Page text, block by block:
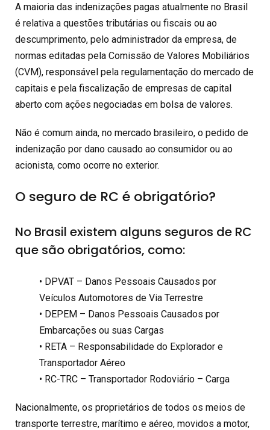
A maioria das indenizações pagas atualmente no Brasil
é relativa a questões tributárias ou fiscais ou ao
descumprimento, pelo administrador da empresa, de
normas editadas pela Comissão de Valores Mobiliários
(CVM), responsável pela regulamentação do mercado de
capitais e pela fiscalização de empresas de capital
aberto com ações negociadas em bolsa de valores.
Não é comum ainda, no mercado brasileiro, o pedido de
indenização por dano causado ao consumidor ou ao
acionista, como ocorre no exterior.
O seguro de RC é obrigatório?
No Brasil existem alguns seguros de RC
que são obrigatórios, como:
• DPVAT – Danos Pessoais Causados por
Veículos Automotores de Via Terrestre
• DEPEM – Danos Pessoais Causados por
Embarcações ou suas Cargas
• RETA – Responsabilidade do Explorador e
Transportador Aéreo
• RC-TRC – Transportador Rodoviário – Carga
Nacionalmente, os proprietários de todos os meios de
transporte terrestre, marítimo e aéreo, movidos a motor,